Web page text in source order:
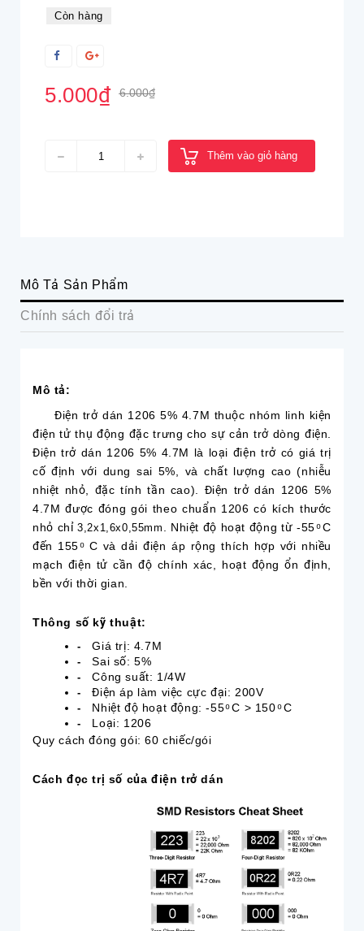
Còn hàng
5.000₫ 6.000₫
Thêm vào giỏ hàng
Mô Tả Sản Phẩm
Chính sách đổi trả
Mô tả:
Điện trở dán 1206 5% 4.7M thuộc nhóm linh kiện
điện tử thụ động đặc trưng cho sự cản trở dòng điện.
Điện trở dán 1206 5% 4.7M là loại điện trở có giá trị
cố định với dung sai 5%, và chất lượng cao (nhiễu
nhiệt nhỏ, đặc tính tần cao). Điện trở dán 1206 5%
4.7M được đóng gói theo chuẩn 1206 có kích thước
nhỏ chỉ3,2x1,6x0,55mm . Nhiệt độ hoạt động từ -55 ͦ C
đến 155 ͦ C và dải điện áp rộng thích hợp với nhiều
mạch điện tử cần độ chính xác, hoạt động ổn định,
bền với thời gian.
Thông số kỹ thuật:
-Giá trị: 4.7M
-Sai số: 5%
-Công suất: 1/4W
-Điện áp làm việc cực đại: 200V
- Nhiệt độ hoạt động: -55 ͦ C > 150 ͦ C
- Loại: 1206
Quy cách đóng gói: 60 chiếc/gói
Cách đọc trị số của điện trở dán